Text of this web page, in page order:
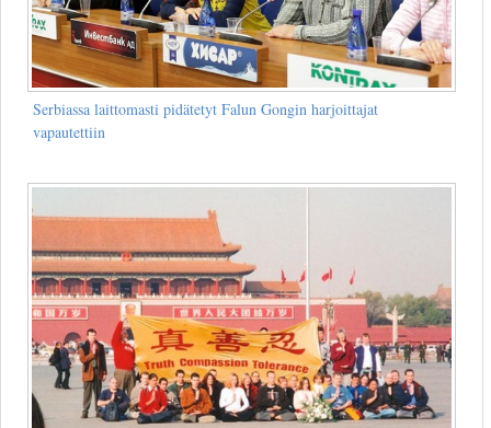
Serbiassa laittomasti pidätetyt Falun Gongin harjoittajat
vapautettiin